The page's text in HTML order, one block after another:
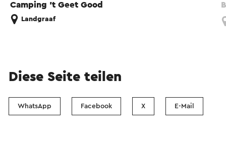
Camping 't Geet Good
Landgraaf
Diese Seite teilen
WhatsApp Facebook X E-Mail